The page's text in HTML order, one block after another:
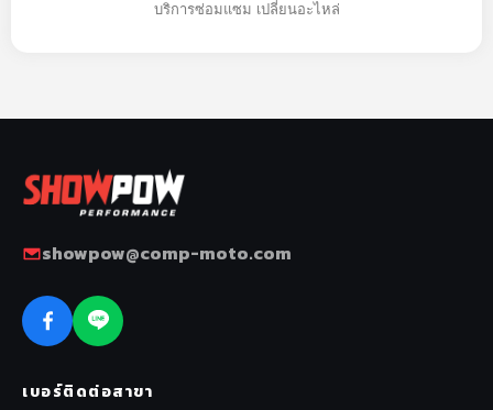
บริการซ่อมแซม เปลี่ยนอะไหล่
showpow@comp-moto.com
เบอร์ติดต่อสาขา